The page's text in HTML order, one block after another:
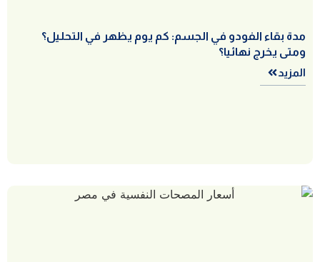
مدة بقاء الفودو في الجسم: كم يوم يظهر في التحليل؟
ومتى يخرج نهائيا؟
المزيد